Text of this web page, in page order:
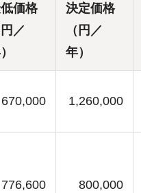
価格
円／
決定価格
（円／
年）
670,000 1,260,000
776,600 800,000